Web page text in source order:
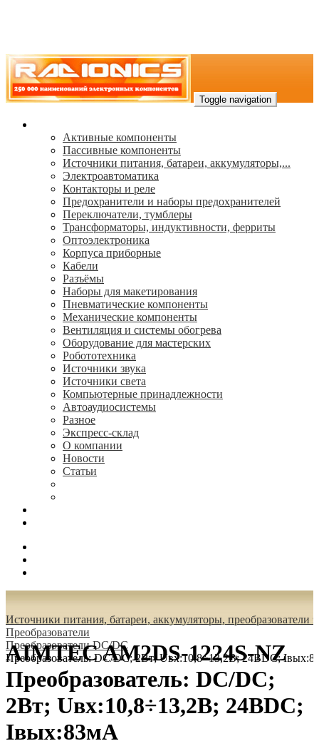
Toggle navigation
Активные компоненты
Пассивные компоненты
Источники питания, батареи, аккумуляторы,...
Электроавтоматика
Контакторы и реле
Предохранители и наборы предохранителей
Переключатели, тумблеры
Трансформаторы, индуктивности, ферриты
Oптоэлектроника
Корпуса приборные
Кабели
Разъёмы
Наборы для макетирования
Пневматические компоненты
Механические компоненты
Вентиляция и системы обогрева
Оборудование для мастерских
Робототехника
Источники звука
Источники света
Компьютерные принадлежности
Автоаудиосистемы
Разное
Экспресс-склад
О компании
Новости
Статьи
Источники питания, батареи, аккумуляторы, преобразователи
Преобразователи
Преобразователи DC/DC
Преобразователь: DC/DC; 2Вт; Uвх:10,8÷13,2В; 24ВDC;
AIMTEC AM2DS-1224S-NZ
Преобразователь: DC/DC;
2Вт; Uвх:10,8÷13,2В; 24ВDC;
Iвых:83мА